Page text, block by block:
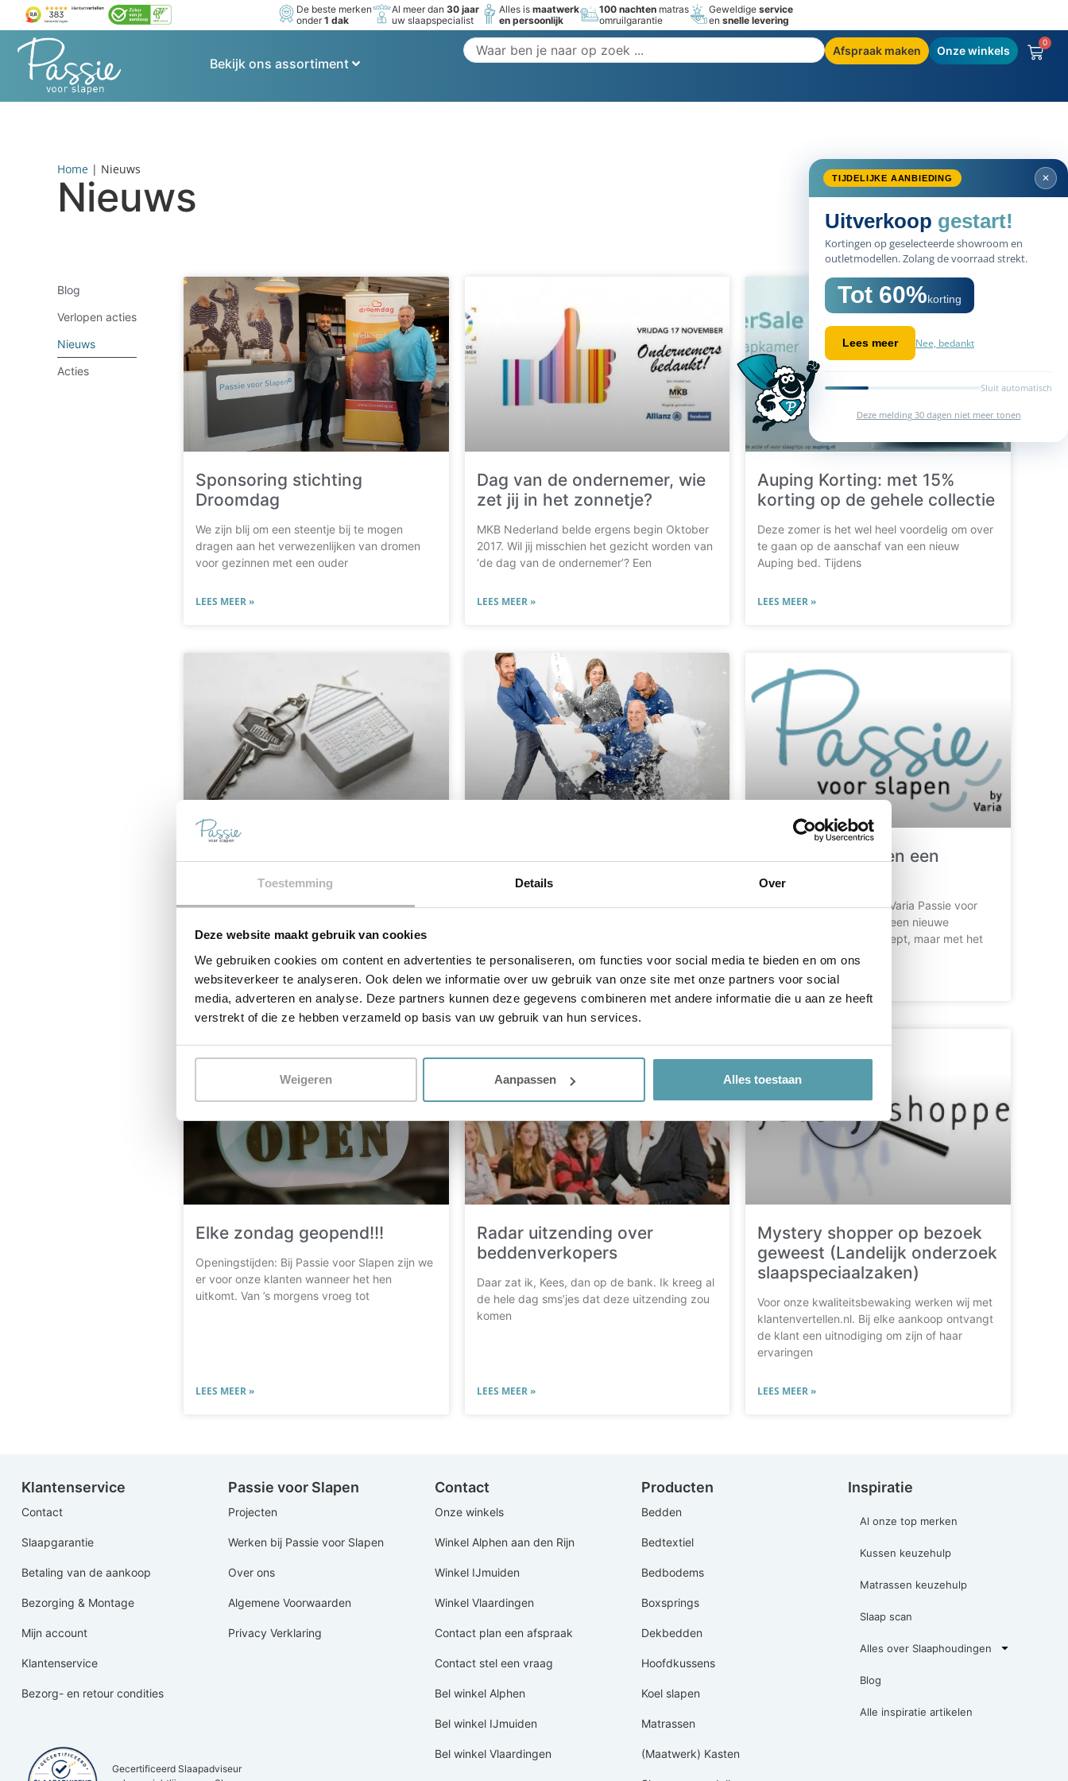
Toestemming Details Over
Deze website maakt gebruik van cookies
We gebruiken cookies om content en advertenties te personaliseren, om functies voor social media te bieden en om ons
websiteverkeer te analyseren. Ook delen we informatie over uw gebruik van onze site met onze partners voor social
media, adverteren en analyse. Deze partners kunnen deze gegevens combineren met andere informatie die u aan ze heeft
verstrekt of die ze hebben verzameld op basis van uw gebruik van hun services.
Weigeren Aanpassen Alles toestaan
De beste merken
onder1 dak
Al meer dan30 jaar
uw slaapspecialist
Alles ismaatwerk
en persoonlijk
100 nachten matras
omruilgarantie
Geweldigeservice
ensnelle levering
Bekijk ons assortiment
Afspraak maken Onze winkels
0
TIJDELIJKE AANBIEDING ✕
Uitverkoop gestart!
Kortingen op geselecteerde showroom en
outletmodellen. Zolang de voorraad strekt.
Tot 60%korting
Lees meer Nee, bedankt
Sluit automatisch
Deze melding 30 dagen niet meer tonen
Home | Nieuws
Nieuws
Blog
Verlopen acties
Nieuws
Acties
Sponsoring stichting
Droomdag
We zijn blij om een steentje bij te mogen
dragen aan het verwezenlijken van dromen
voor gezinnen met een ouder
LEES MEER »
Dag van de ondernemer, wie
zet jij in het zonnetje?
MKB Nederland belde ergens begin Oktober
2017. Wil jij misschien het gezicht worden van
‘de dag van de ondernemer’? Een
LEES MEER »
Auping Korting: met 15%
korting op de gehele collectie
Deze zomer is het wel heel voordelig om over
te gaan op de aanschaf van een nieuw
Auping bed. Tijdens
LEES MEER »
Wij zijn verhuisd!!!
Eindelijk is het dan zo ver! Maanden lang, zijn
we samen met ons team heel erg hard bezig
LEES MEER »
Overdracht van ons nieuwe
pand!
Vandaag was het dan eindelijk zover! Een
LEES MEER »
Nieuwe huisstijl en een
nieuwe naam!
Gewoon een hele andere Varia Passie voor
Slapen, een nieuwe plek, een nieuwe
identiteit, een nieuw concept, maar met het
LEES MEER »
Elke zondag geopend!!!
Openingstijden: Bij Passie voor Slapen zijn we
er voor onze klanten wanneer het hen
uitkomt. Van ’s morgens vroeg tot
LEES MEER »
Radar uitzending over
beddenverkopers
Daar zat ik, Kees, dan op de bank. Ik kreeg al
de hele dag sms’jes dat deze uitzending zou
komen
LEES MEER »
Mystery shopper op bezoek
geweest (Landelijk onderzoek
slaapspeciaalzaken)
Voor onze kwaliteitsbewaking werken wij met
klantenvertellen.nl. Bij elke aankoop ontvangt
de klant een uitnodiging om zijn of haar
ervaringen
LEES MEER »
Klantenservice
Contact
Slaapgarantie
Betaling van de aankoop
Bezorging & Montage
Mijn account
Klantenservice
Bezorg- en retour condities
Passie voor Slapen
Projecten
Werken bij Passie voor Slapen
Over ons
Algemene Voorwaarden
Privacy Verklaring
Contact
Onze winkels
Winkel Alphen aan den Rijn
Winkel IJmuiden
Winkel Vlaardingen
Contact plan een afspraak
Contact stel een vraag
Bel winkel Alphen
Bel winkel IJmuiden
Bel winkel Vlaardingen
Producten
Bedden
Bedtextiel
Bedbodems
Boxsprings
Dekbedden
Hoofdkussens
Koel slapen
Matrassen
(Maatwerk) Kasten
Inspiratie
Al onze top merken
Kussen keuzehulp
Matrassen keuzehulp
Slaap scan
Alles over Slaaphoudingen
Blog
Alle inspiratie artikelen
Gecertificeerd Slaapadviseur